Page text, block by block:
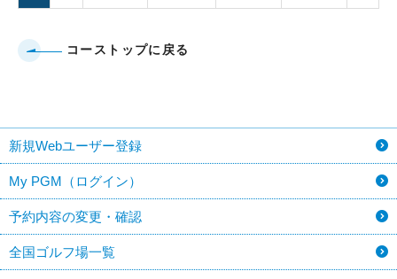
コーストップに戻る
新規Webユーザー登録
My PGM（ログイン）
予約内容の変更・確認
全国ゴルフ場一覧